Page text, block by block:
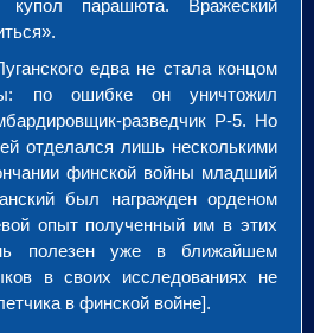
купол парашюта. Вражеский
едва не стала концом
по ошибке он уничтожил
разведчик Р-5. Но
отделался лишь несколькими
финской войны младший
был награжден орденом
опыт полученный им в этих
полезен уже в ближайшем
в своих исследованиях не
в финской войне].